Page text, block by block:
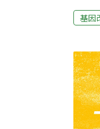
現：
作物
格蘭
生理
物發
發布
基因